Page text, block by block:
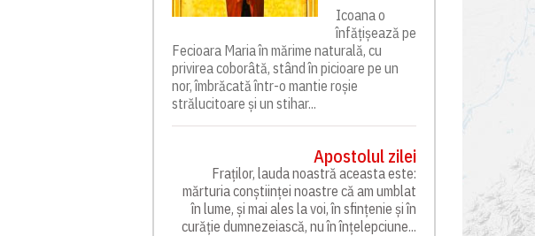
Icoana o
înfățișează pe
Fecioara Maria în mărime naturală, cu
privirea coborâtă, stând în picioare pe un
nor, îmbrăcată într-o mantie roșie
strălucitoare și un stihar...
Apostolul zilei
Fraților, lauda noastră aceasta este:
mărturia conștiinței noastre că am umblat
în lume, și mai ales la voi, în sfințenie și în
curăție dumnezeiască, nu în înțelepciune...